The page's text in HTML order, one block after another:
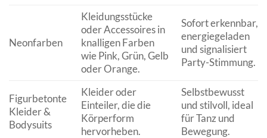
Neonfarben
Kleidungsstücke
oder Accessoires in
knalligen Farben
wie Pink, Grün, Gelb
oder Orange.
Sofort erkennbar,
energiegeladen
und signalisiert
Party-Stimmung.
Figurbetonte
Kleider &
Bodysuits
Kleider oder
Einteiler, die die
Körperform
hervorheben.
Selbstbewusst
und stilvoll, ideal
für Tanz und
Bewegung.